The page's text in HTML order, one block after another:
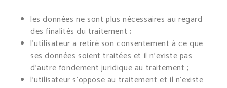
les données ne sont plus nécessaires au regard
des finalités du traitement ;
l’utilisateur a retiré son consentement à ce que
ses données soient traitées et il n’existe pas
d’autre fondement juridique au traitement ;
l’utilisateur s’oppose au traitement et il n’existe